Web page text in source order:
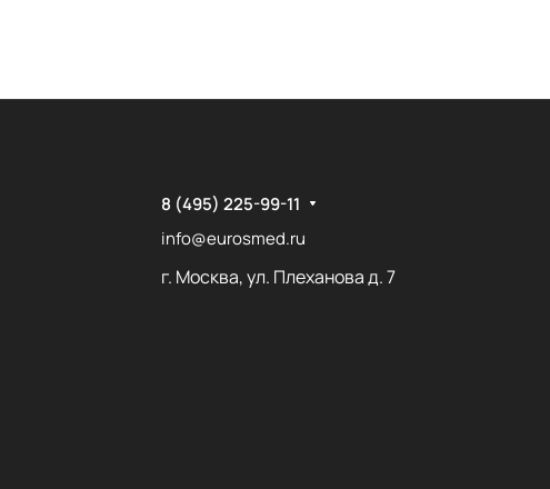
8 (495) 225-99-11
info@eurosmed.ru
г. Москва, ул. Плеханова д. 7